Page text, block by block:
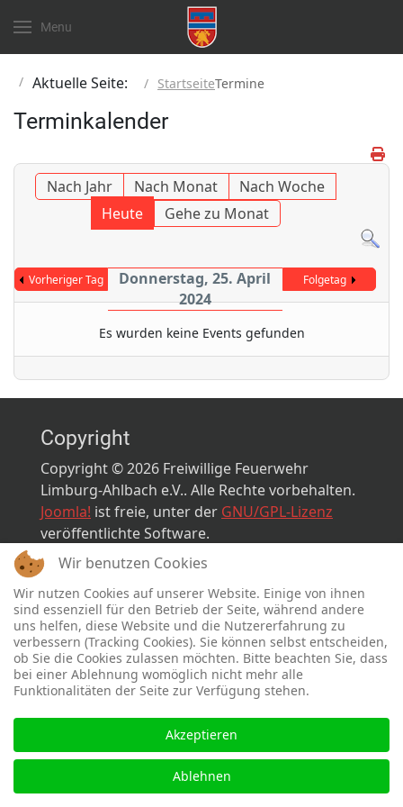
Menu
Aktuelle Seite: StartseiteTermine
Terminkalender
Nach Jahr Nach Monat
Nach Woche
Heute
Gehe zu Monat
Vorheriger Tag
Donnerstag, 25. April
2024
Folgetag
Es wurden keine Events gefunden
Copyright
Copyright © 2026 Freiwillige Feuerwehr
Limburg-Ahlbach e.V.. Alle Rechte vorbehalten.
Joomla! ist freie, unter der GNU/GPL-Lizenz
veröffentlichte Software.
Designed bysinciPowered by
Wir benutzen Cookies
Wir nutzen Cookies auf unserer Website. Einige von ihnen
sind essenziell für den Betrieb der Seite, während andere
uns helfen, diese Website und die Nutzererfahrung zu
verbessern (Tracking Cookies). Sie können selbst entscheiden,
ob Sie die Cookies zulassen möchten. Bitte beachten Sie, dass
bei einer Ablehnung womöglich nicht mehr alle
Funktionalitäten der Seite zur Verfügung stehen.
Akzeptieren
Ablehnen